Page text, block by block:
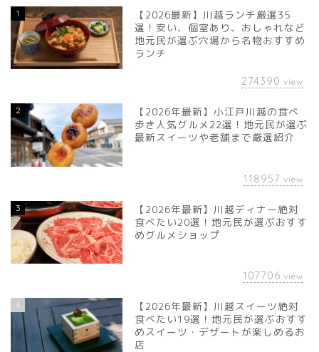
1
【2026最新】川越ランチ厳選35
選！安い、個室あり、おしゃれなど
地元民が選ぶ穴場から名物おすすめ
ランチ
274390 view
2
【2026年最新】小江戸川越の食べ
歩き人気グルメ22選！地元民が選ぶ
最新スイーツや老舗まで厳選紹介
118957 view
3
【2026年最新】川越ディナー絶対
食べたい20選！地元民が選ぶおすす
めグルメショップ
107706 view
4
【2026年最新】川越スイーツ絶対
食べたい19選！地元民が選ぶおすす
めスイーツ・デザートが楽しめるお
店